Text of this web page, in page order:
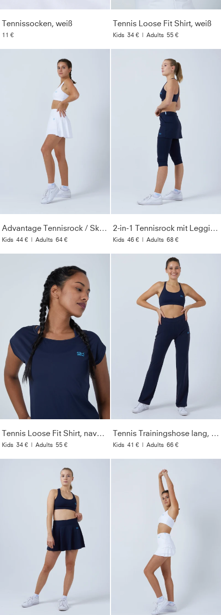
Tennissocken, weiß
11 €
Tennis Loose Fit Shirt, weiß
Kids 34 € | Adults 55 €
Advantage Tennisrock / Skort mit Ballhalter, weiß
Kids 44 € | Adults 64 €
2-in-1 Tennisrock mit Leggings / Skapri, navy blau
Kids 46 € | Adults 68 €
Tennis Loose Fit Shirt, navy blau
Kids 34 € | Adults 55 €
Tennis Trainingshose lang, navy blau
Kids 41 € | Adults 66 €